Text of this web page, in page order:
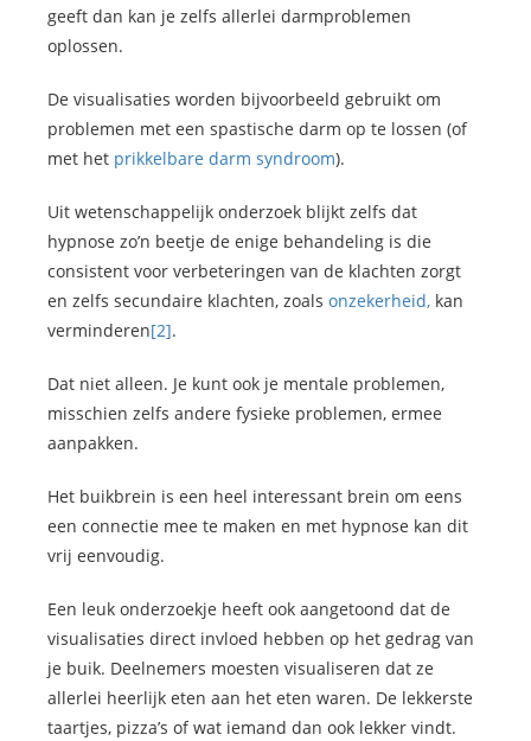
geeft dan kan je zelfs allerlei darmproblemen
oplossen.
De visualisaties worden bijvoorbeeld gebruikt om
problemen met een spastische darm op te lossen (of
met het prikkelbare darm syndroom).
Uit wetenschappelijk onderzoek blijkt zelfs dat
hypnose zo’n beetje de enige behandeling is die
consistent voor verbeteringen van de klachten zorgt
en zelfs secundaire klachten, zoals onzekerheid, kan
verminderen[2].
Dat niet alleen. Je kunt ook je mentale problemen,
misschien zelfs andere fysieke problemen, ermee
aanpakken.
Het buikbrein is een heel interessant brein om eens
een connectie mee te maken en met hypnose kan dit
vrij eenvoudig.
Een leuk onderzoekje heeft ook aangetoond dat de
visualisaties direct invloed hebben op het gedrag van
je buik. Deelnemers moesten visualiseren dat ze
allerlei heerlijk eten aan het eten waren. De lekkerste
taartjes, pizza’s of wat iemand dan ook lekker vindt.